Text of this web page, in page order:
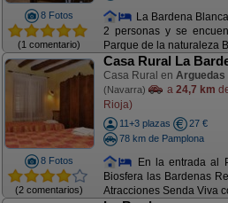
8 Fotos
(1 comentario)
La Bardena
2 personas y se
Parque de la naturaleza
8 Fotos
(2 comentarios)
Casa Rural La
Casa Rural en Arguedas
(Navarra) a 24,7 km
Rioja)
11+3 plazas
27 €
78 km de Pamplona
En la entrada al
Biosfera las Bardenas
Atracciones Senda Viva